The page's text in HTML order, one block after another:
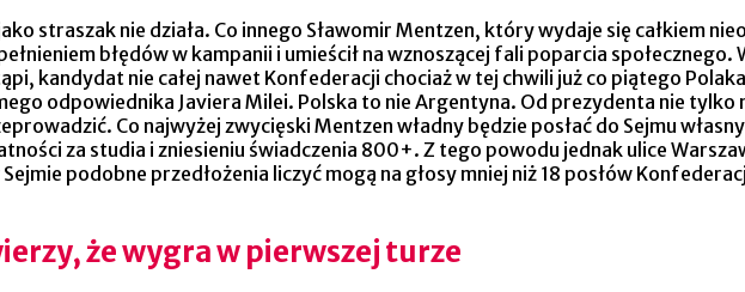
straszak nie działa. Co innego Sławomir Mentzen, który wydaje się całkiem
błędów w kampanii i umieścił na wznoszącej fali poparcia
kandydat nie całej nawet Konfederacji chociaż w tej chwili już co piątego
odpowiednika Javiera Milei. Polska to nie Argentyna. Od prezydenta nie tylko
Co najwyżej zwycięski Mentzen władny będzie posłać do Sejmu
za studia i zniesieniu świadczenia 800+. Z tego powodu jednak ulice
podobne przedłożenia liczyć mogą na głosy mniej niż 18 posłów
że wygra w pierwszej turze